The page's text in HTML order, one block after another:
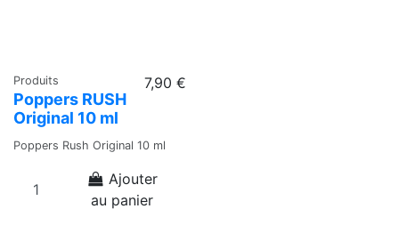
Produits
Poppers RUSH
Original 10 ml
7,90 €
Poppers Rush Original 10 ml
Ajouter
au panier